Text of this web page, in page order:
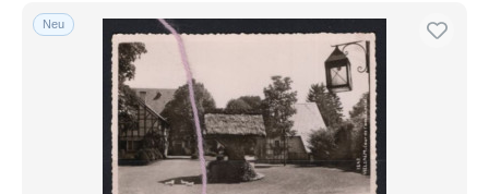
Kostenloser Versand
Zahlungsmethoden
PayPal
Banküberweisung
Visa
Mastercard
Neu